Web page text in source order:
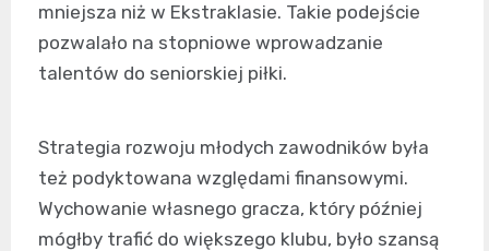
mniejsza niż w Ekstraklasie. Takie podejście
pozwalało na stopniowe wprowadzanie
talentów do seniorskiej piłki.
Strategia rozwoju młodych zawodników była
też podyktowana względami finansowymi.
Wychowanie własnego gracza, który później
mógłby trafić do większego klubu, było szansą